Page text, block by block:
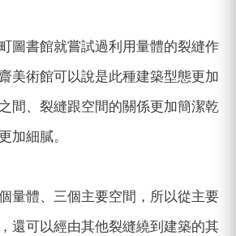
圖書館就嘗試過利用量體的裂縫作
美術館可以說是此種建築型態更加
間、裂縫跟空間的關係更加簡潔乾
加細膩。
量體、三個主要空間，所以從主要
還可以經由其他裂縫繞到建築的其